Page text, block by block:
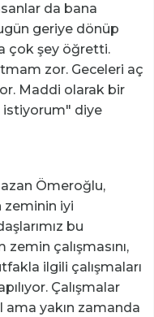
da bana
geriye dönüp
çok şey öğretti.
zor. Geceleri aç
Maddi olarak bir
diye
Ömeroğlu,
zeminin iyi
bu
çalışmasını,
ilgili çalışmaları
Çalışmalar
yakın zamanda